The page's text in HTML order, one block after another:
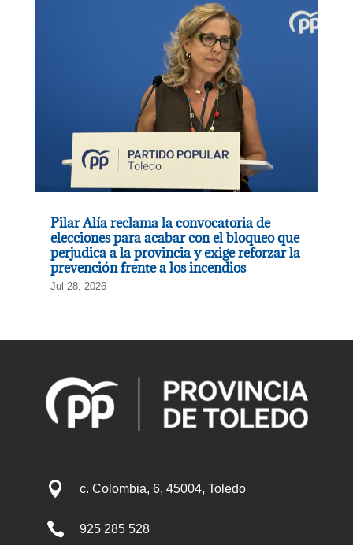
Pilar Alía reclama la convocatoria de
elecciones para acabar con el bloqueo que
perjudica a la provincia y exige reforzar la
prevención frente a los incendios
Jul 28, 2026
 c. Colombia, 6, 45004, Toledo
 925 285 528